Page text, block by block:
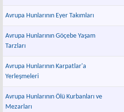
Avrupa Hunlarının Eyer Takımları
Avrupa Hunlarının Göçebe Yaşam
Tarzları
Avrupa Hunlarının Karpatlar'a
Yerleşmeleri
Avrupa Hunlarının Ölü Kurbanları ve
Mezarları